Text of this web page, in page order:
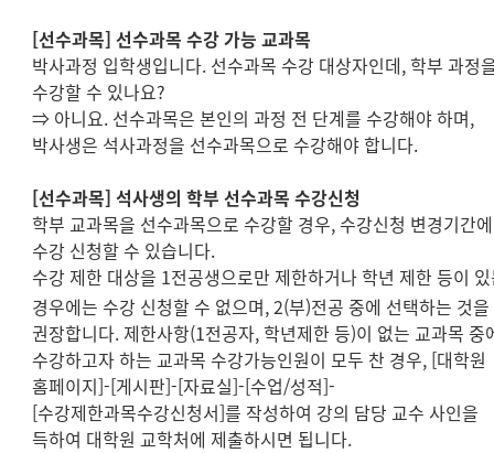
[선수과목]선수과목 수강 가능 교과목
박사과정 입학생입니다. 선수과목 수강 대상자인데, 학부 과정
수강할 수 있나요?
⇒ 아니요. 선수과목은 본인의 과정 전 단계를 수강해야 하며,
박사생은 석사과정을 선수과목으로 수강해야 합니다.
[선수과목]석사생의 학부 선수과목 수강신청
학부 교과목을 선수과목으로 수강할 경우,수강신청 변경기간
수강 신청할 수 있습니다.
수강 제한 대상을 1전공생으로만 제한하거나 학년 제한 등이
경우에는 수강 신청할 수 없으며,2(부)전공 중에 선택하는 것을
권장합니다.제한사항(1전공자, 학년제한 등)이 없는 교과목 중
수강하고자 하는 교과목 수강가능인원이 모두 찬 경우, [대학원
홈페이지]-[게시판]-[자료실]-[수업/성적]-
[수강제한과목수강신청서]를 작성하여 강의 담당 교수 사인을
득하여 대학원 교학처에 제출하시면 됩니다.